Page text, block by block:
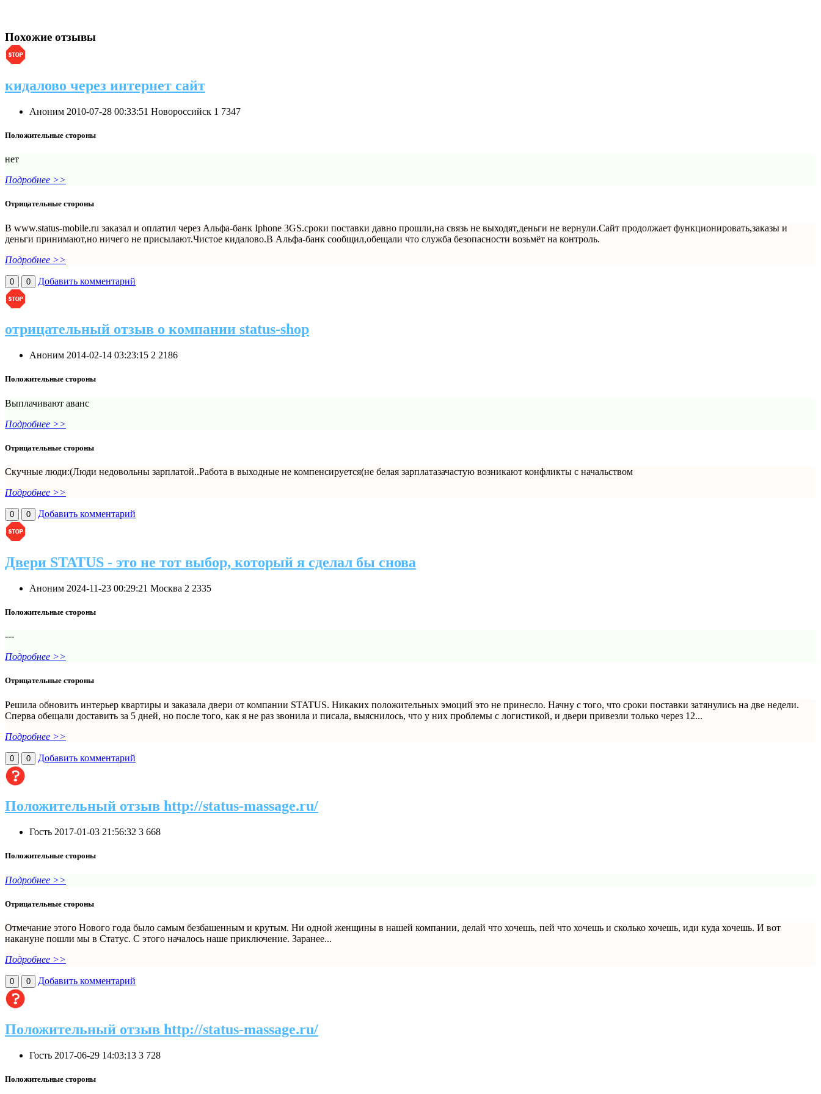
Похожие отзывы
кидалово через интернет сайт
Аноним 2010-07-28 00:33:51 Новороссийск 1 7347
Положительные стороны
нет
Подробнее >>
Отрицательные стороны
B www.status-mobile.ru заказал и оплатил через Альфа-банк Iphone 3GS.сроки поставки давно прошли,на связь не выходят,деньги не вернули.Сайт продолжает функционировать,заказы и
деньги принимают,но ничего не присылают.Чистое кидалово.В Альфа-банк сообщил,обещали что служба безопасности возьмёт на контроль.
Подробнее >>
0 0 Добавить комментарий
отрицательный отзыв о компании status-shop
Аноним 2014-02-14 03:23:15 2 2186
Положительные стороны
Выплачивают аванс
Подробнее >>
Отрицательные стороны
Скучные люди:(Люди недовольны зарплатой..Работа в выходные не компенсируется(не белая зарплатазачастую возникают конфликты с начальством
Подробнее >>
0 0 Добавить комментарий
Двери STATUS - это не тот выбор, который я сделал бы снова
Аноним 2024-11-23 00:29:21 Москва 2 2335
Положительные стороны
---
Подробнее >>
Отрицательные стороны
Решила обновить интерьер квартиры и заказала двери от компании STATUS. Никаких положительных эмоций это не принесло. Начну с того, что сроки поставки затянулись на две недели.
Сперва обещали доставить за 5 дней, но после того, как я не раз звонила и писала, выяснилось, что у них проблемы с логистикой, и двери привезли только через 12...
Подробнее >>
0 0 Добавить комментарий
Положительный отзыв http://status-massage.ru/
Гость 2017-01-03 21:56:32 3 668
Положительные стороны
Подробнее >>
Отрицательные стороны
Отмечание этого Нового года было самым безбашенным и крутым. Ни одной женщины в нашей компании, делай что хочешь, пей что хочешь и сколько хочешь, иди куда хочешь. И вот
накануне пошли мы в Статус. С этого началось наше приключение. Заранее...
Подробнее >>
0 0 Добавить комментарий
Положительный отзыв http://status-massage.ru/
Гость 2017-06-29 14:03:13 3 728
Положительные стороны